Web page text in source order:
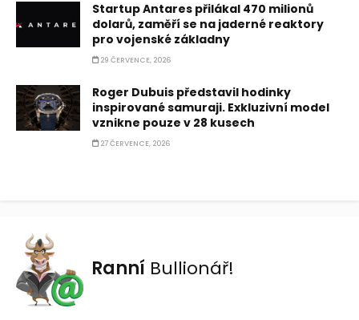
Startup Antares přilákal 470 milionů
dolarů, zaměří se na jaderné reaktory
pro vojenské základny
29 ČERVENCE, 2026
Roger Dubuis představil hodinky
inspirované samuraji. Exkluzivní model
vznikne pouze v 28 kusech
27 ČERVENCE, 2026
Ranní Bullionář!